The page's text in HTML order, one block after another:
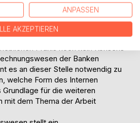
Kontrollmechanismen für
internen Sicht steht vor den
die operativen
zu integrieren.
Praxis noch kein Konsens
der Banken
es an dieser Stelle notwendig zu
welche Form des Internen
für die weiteren
mit dem Thema der Arbeit
ANPASSEN
AKZEPTIEREN